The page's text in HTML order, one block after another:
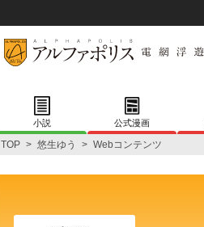
小説 公式漫画
TOP > 悠生ゆう > Webコンテンツ